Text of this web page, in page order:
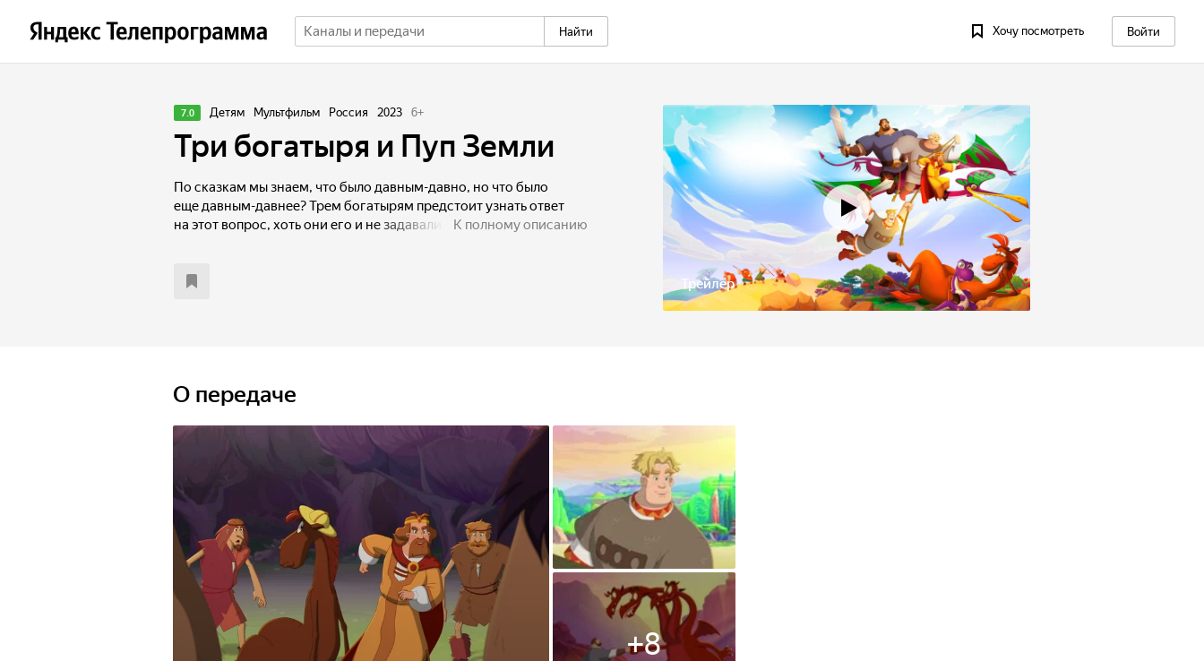
Найти Хочу посмотреть Войти
Трейлер
7.0 Детям Мультфильм Россия 2023 6+
Три богатыря и Пуп Земли
По сказкам мы знаем, что было давным-давно, но что было
еще давным-давнее? Трем богатырям предстоит узнать ответ
на этот вопрос, хоть они его и не задавали. Тут такое началось,
сквозь землю. Теперь надо срочно понять, как вернуть их назад
К полному описанию
О передаче
+8